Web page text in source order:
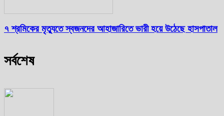
৭ শ্রমিকের মৃত্যুতে স্বজনদের আহাজারিতে ভারী হয়ে উঠেছে হাসপাতাল
সর্বশেষ